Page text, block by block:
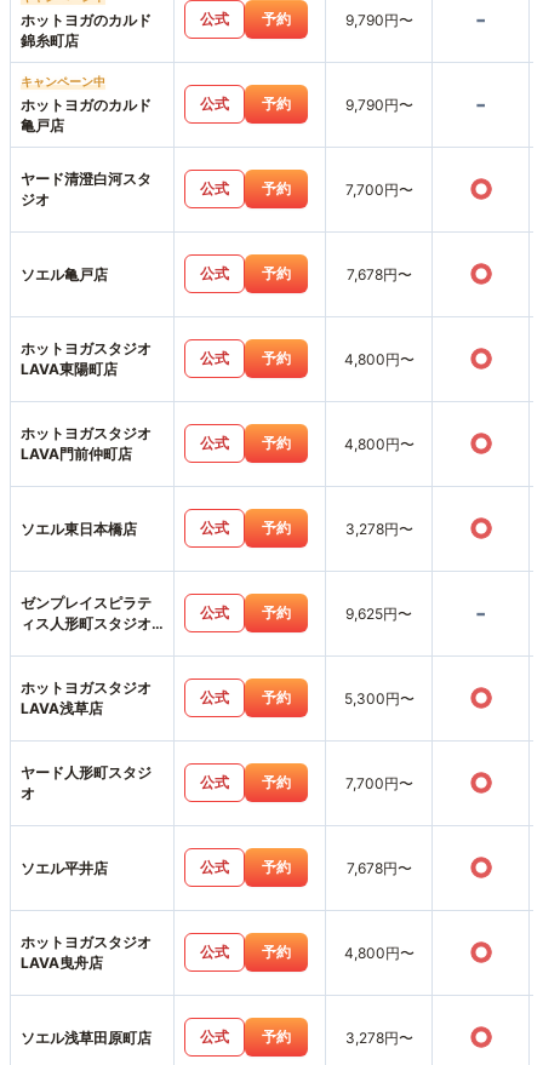
ホットヨガのカルド
錦糸町店
公式 予約 9,790円〜 -
キャンペーン中
ホットヨガのカルド
亀戸店
公式 予約 9,790円〜 -
ヤード清澄白河スタ
ジオ
公式 予約 7,700円〜 ○
ソエル亀戸店 公式 予約 7,678円〜 ○
ホットヨガスタジオ
LAVA東陽町店
公式 予約 4,800円〜 ○
ホットヨガスタジオ
LAVA門前仲町店
公式 予約 4,800円〜 ○
ソエル東日本橋店 公式 予約 3,278円〜 ○
ゼンプレイスピラテ
ィス人形町スタジオ
公式 予約 9,625円〜 -
ホットヨガスタジオ
LAVA浅草店
公式 予約 5,300円〜 ○
ヤード人形町スタジ
オ
公式 予約 7,700円〜 ○
ソエル平井店 公式 予約 7,678円〜 ○
ホットヨガスタジオ
LAVA曳舟店
公式 予約 4,800円〜 ○
ソエル浅草田原町店 公式 予約 3,278円〜 ○